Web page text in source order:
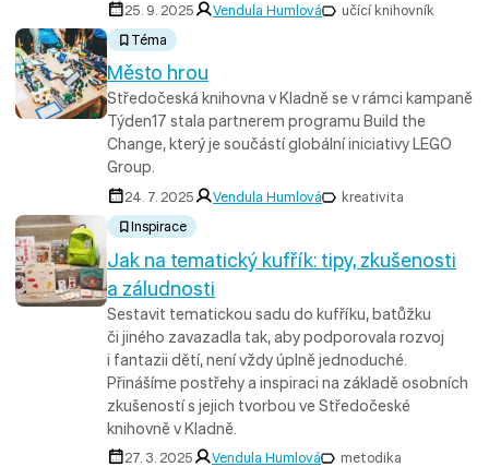
25. 9. 2025 Vendula Humlová
učící knihovník
Téma
Město hrou
Středočeská knihovna v Kladně se v rámci kampaně
Týden17 stala partnerem programu Build the
Change, který je součástí globální iniciativy LEGO
Group.
24. 7. 2025 Vendula Humlová
kreativita
Inspirace
Jak na tematický kufřík: tipy, zkušenosti
a záludnosti
Sestavit tematickou sadu do kufříku, batůžku
či jiného zavazadla tak, aby podporovala rozvoj
i fantazii dětí, není vždy úplně jednoduché.
Přinášíme postřehy a inspiraci na základě osobních
zkušeností s jejich tvorbou ve Středočeské
knihovně v Kladně.
27. 3. 2025 Vendula Humlová metodika